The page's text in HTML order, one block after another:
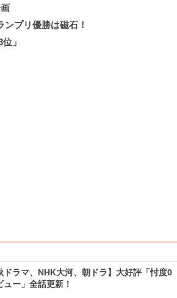
プリ優勝は磁石！
」
ドラマ、NHK大河、朝ドラ】大好評「忖度0
ュー」全話更新！